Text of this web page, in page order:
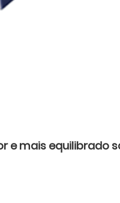
e mais equilibrado